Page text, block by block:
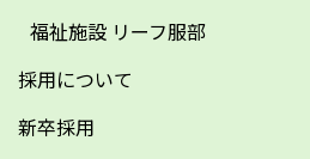
福祉施設 リーフ服部
採用について
新卒採用